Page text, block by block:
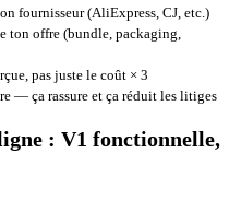
fournisseur (AliExpress, CJ, etc.)
ton offre (bundle, packaging,
pas juste le coût × 3
— ça rassure et ça réduit les litiges
: V1 fonctionnelle,